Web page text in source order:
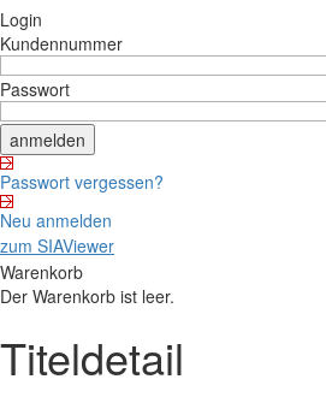
Login
Kundennummer
Passwort
Passwort vergessen?
Neu anmelden
zum SIAViewer
Warenkorb
Der Warenkorb ist leer.
Titeldetail